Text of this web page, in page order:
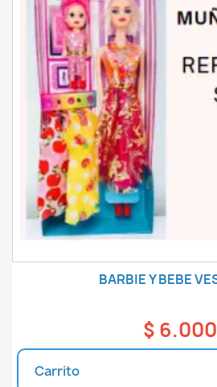
BARBIE Y BEBE
$ 6.000
Carrito